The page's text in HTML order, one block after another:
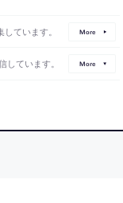
ています。 More
しています。 More